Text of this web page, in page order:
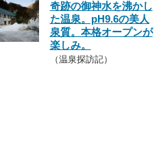
奇跡の御神水を沸かし
た温泉。pH9.6の美人
泉質。本格オープンが
楽しみ。
（温泉探訪記）